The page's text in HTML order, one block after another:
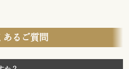
あるご質問